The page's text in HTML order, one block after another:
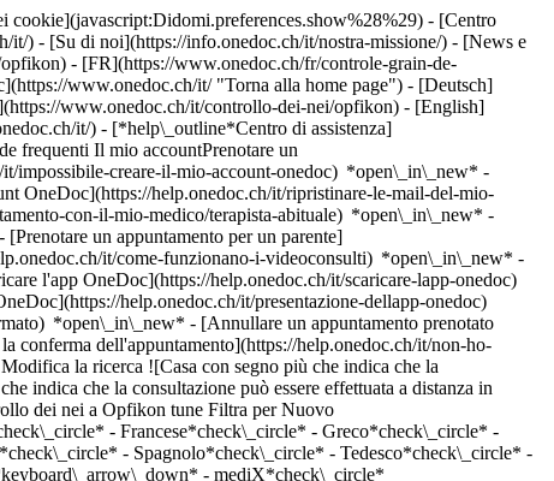
- [Centro
) - [Su di noi](https://info.onedoc.ch/it/nostra-missione/) - [News e
- [FR](https://www.onedoc.ch/fr/controle-grain-de-
www.onedoc.ch/it/ "Torna alla home page") - [Deutsch]
www.onedoc.ch/it/controllo-dei-nei/opfikon) - [English]
it/) - [*help\_outline*Centro di assistenza]
frequenti Il mio accountPrenotare un
impossibile-creare-il-mio-account-onedoc) *open\_in\_new* -
OneDoc](https://help.onedoc.ch/it/ripristinare-le-mail-del-mio-
con-il-mio-medico/terapista-abituale) *open\_in\_new* -
un appuntamento per un parente]
it/come-funzionano-i-videoconsulti) *open\_in\_new* -
l'app OneDoc](https://help.onedoc.ch/it/scaricare-lapp-onedoc)
help.onedoc.ch/it/presentazione-dellapp-onedoc)
un errore durante il caricamento della disponibilità [Riprova](https://www.onedoc.ch) Competenze: Controllo dei nei, [Iniezione di tossina botulinica](https://www.onedoc.ch/it/iniezione-di-tossina-botulinica/opfikon), [Controllo della pelle](https://www.onedoc.ch/it/controllo-della-pelle/opfikon), [Tumore della pelle | Cancro della pelle](https://www.onedoc.ch/it/tumore-della-pelle-cancro-della-pelle/opfikon)Vedi di più [![Prof. Dr. med. Ingo Haase, dermatologo a Opfikon](https://assets.onedoc.ch/images/users/a7bc196b6a0ef6a4ebb9e510f2612ceb410137c4d207a6c3b9f3ac123ce3d5b1-small.jpg "Prof. Dr. med. Ingo Haase, dermatologo a Opfikon")](https://www.onedoc.ch/it/dermatologo/opfikon/pboog/prof-dr-med-ingo-haase) ### [Prof. Dr. med. Ingo Haase](https://www.onedoc.ch/it/dermatologo/opfikon/pboog/prof-dr-med-ingo-haase) ![Badge che indica un profilo verificato](https://www.onedoc.ch/assets/images/icons/checkmark.svg) [Dermatologo](https://www.onedoc.ch/it/dermatologo/opfikon) [Hautspezialisten am Glattpark](https://www.onedoc.ch/it/studio-medico-associato/opfikon/ew47/hautspezialisten-am-glattpark) Thurgauerstrasse 105 8152 Opfikon ![Icona paziente con segno più che indica che il professionista accetta nuovi pazienti](https://www.onedoc.ch/assets/images/icons/new-patients.svg)Accetta nuovi pazienti [Prenota un appuntamento](https://www.onedoc.ch/it/dermatologo/opfikon/pboog/prof-dr-med-ingo-haase) Competenze: Controllo dei nei, [Controllo della pelle](https://www.onedoc.ch/it/controllo-della-pelle/opfikon), [Tumore della pelle | Cancro della pelle](https://www.onedoc.ch/it/tumore-della-pelle-cancro-della-pelle/opfikon)Vedi di più Competenze: Controllo dei nei, [Controllo della pelle](https://www.onedoc.ch/it/controllo-della-pelle/opfikon), [Tumore della pelle | Cancro della pelle](https://www.onedoc.ch/it/tumore-della-pelle-cancro-della-pelle/opfikon)Vedi di più ## __Controllo dei nei__: altri specialisti sono disponibili online nei pressi di __Opfikon__ [![Sig.ra Sara Vogel, dermatologa a Zurigo](https://assets.onedoc.ch/images/users/c3238fa9a93843b6d3d78a4c4d09e1d5cdc12d4498d65da6f47b3f2226b52e62-small.jpg "Sig.ra Sara Vogel, dermatologa a Zurigo")](https://www.onedoc.ch/it/dermatologa/zurigo/pczau/sara-vogel) ### [Sig.ra Sara Vogel](https://www.onedoc.ch/it/dermatologa/zurigo/pczau/sara-vogel) ![Badge che indica un profilo verificato](https://www.onedoc.ch/assets/images/icons/checkmark.svg) [Dermatologa](https://www.onedoc.ch/it/dermatologo/zurigo) [Dermatologikum Zürich AG](https://www.onedoc.ch/it/gruppo-medico/zurigo/euqs/dermatologikum-zurich-ag) Wallisellenstrasse 301A 8050 Zurigo ![Icona paziente con segno più che indica che il professionista accetta nuovi pazienti](https://www.onedoc.ch/assets/images/icons/new-patients.svg)Accetta nuovi pazienti [Prenota un appuntamento](https://www.onedoc.ch/it/dermatologa/zurigo/pczau/sara-vogel) Competenze:[Controllo dei nei](https://www.onedoc.ch/it/controllo-dei-nei/zurigo), [Desensibilizzazione | Immunoterapia allergene-specifica | Immunoterapia dell'allergene](https://www.onedoc.ch/it/desensibilizzazione-immunoterapia-allergene-specifica-immunoterapia-dell-allergene/zurigo), [Tumore della pelle | Cancro della pelle](https://www.onedoc.ch/it/tumore-della-pelle-cancro-della-pelle/zurigo), [Controllo della pelle](https://www.onedoc.ch/it/controllo-della-pelle/zurigo)